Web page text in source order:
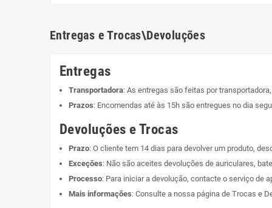
Entregas e Trocas\Devoluções
Entregas
Transportadora: As entregas são feitas por
Prazos: Encomendas até às 15h são entregues no dia
Devoluções e Trocas
Prazo: O cliente tem 14 dias para devolver um produto,
Exceções: Não são aceites devoluções de auriculares,
Processo: Para iniciar a devolução, contacte o serviço de
Mais informações: Consulte a nossa página de Trocas e